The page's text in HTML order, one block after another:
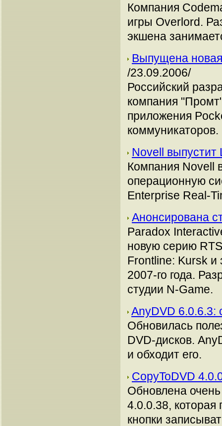
Компания
игры Overlord.
экшена
Выпущена
/23.09.2006/
Российский
компания
приложения
коммуникаторов.
Novell
Компания Novell
операционную
Enterprise Real-
Анонсирована
Paradox
новую серию
Frontline: Kursk и
2007-го года.
студии N-Game.
AnyDVD
Обновилась
DVD-дисков.
и обходит его.
CopyToDVD
Обновлена
4.0.0.38, которая
кнопки